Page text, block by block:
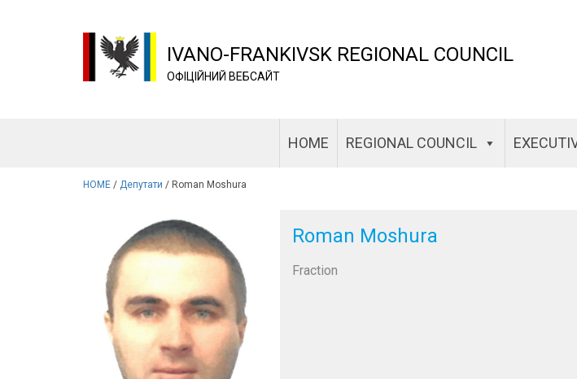
IVANO-FRANKIVSK REGIONAL COUNCIL
ОФІЦІЙНИЙ ВЕБСАЙТ
HOME REGIONAL COUNCIL
HOME / Депутати / Roman Moshura
Roman Moshura
Fraction